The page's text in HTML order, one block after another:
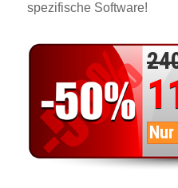
spezifische Software!